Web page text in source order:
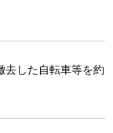
去した自転車等を約